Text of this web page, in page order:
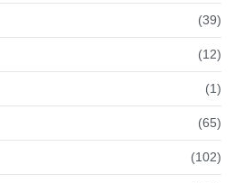
(39)
(12)
(1)
(65)
(102)